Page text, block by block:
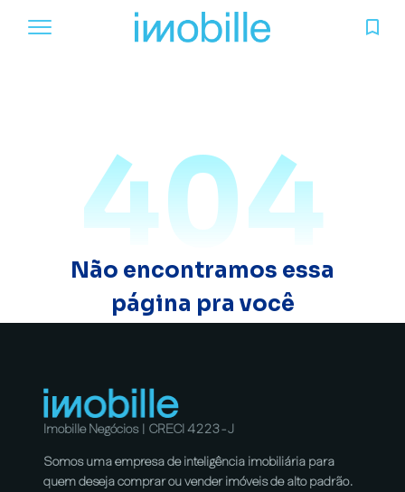
404
Não encontramos essa
página pra você
Imobille Negócios | CRECI 4223-J
Somos uma empresa de inteligência imobiliária para
quem deseja comprar ou vender imóveis de alto padrão.